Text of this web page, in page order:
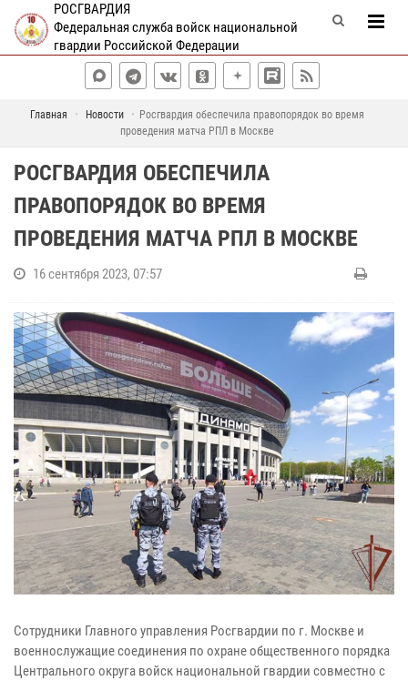
РОСГВАРДИЯ
Федеральная служба войск национальной
гвардии Российской Федерации
Главная Новости
Росгвардия обеспечила правопорядок во время
проведения матча РПЛ в Москве
РОСГВАРДИЯ ОБЕСПЕЧИЛА
ПРАВОПОРЯДОК ВО ВРЕМЯ
ПРОВЕДЕНИЯ МАТЧА РПЛ В МОСКВЕ
16 сентября 2023, 07:57
Сотрудники Главного управления Росгвардии по г. Москве и
военнослужащие соединения по охране общественного порядка
Центрального округа войск национальной гвардии совместно с